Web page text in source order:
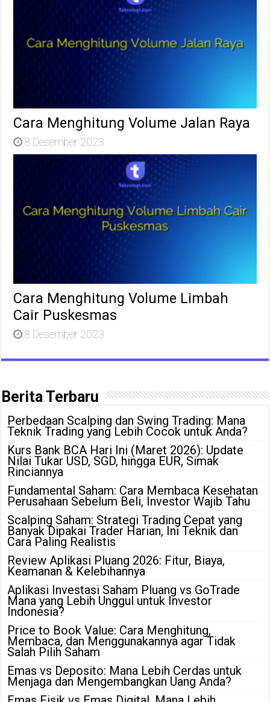
Cara Menghitung Volume Jalan Raya
8 Desember 2023
Cara Menghitung Volume Limbah
Cair Puskesmas
8 Desember 2023
Berita Terbaru
Perbedaan Scalping dan Swing Trading: Mana
Teknik Trading yang Lebih Cocok untuk Anda?
Kurs Bank BCA Hari Ini (Maret 2026): Update
Nilai Tukar USD, SGD, hingga EUR, Simak
Rinciannya
Fundamental Saham: Cara Membaca Kesehatan
Perusahaan Sebelum Beli, Investor Wajib Tahu
Scalping Saham: Strategi Trading Cepat yang
Banyak Dipakai Trader Harian, Ini Teknik dan
Cara Paling Realistis
Review Aplikasi Pluang 2026: Fitur, Biaya,
Keamanan & Kelebihannya
Aplikasi Investasi Saham Pluang vs GoTrade
Mana yang Lebih Unggul untuk Investor
Indonesia?
Price to Book Value: Cara Menghitung,
Membaca, dan Menggunakannya agar Tidak
Salah Pilih Saham
Emas vs Deposito: Mana Lebih Cerdas untuk
Menjaga dan Mengembangkan Uang Anda?